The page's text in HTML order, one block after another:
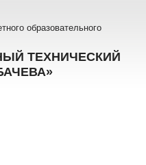
образовательного
ТЕХНИЧЕСКИЙ